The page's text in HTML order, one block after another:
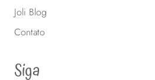
Joli Blog
Contato
Siga